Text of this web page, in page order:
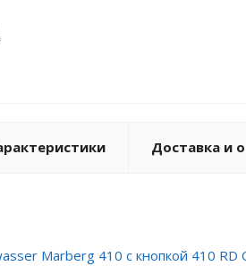
Доставка и
Marberg 410 с кнопкой 410 RD